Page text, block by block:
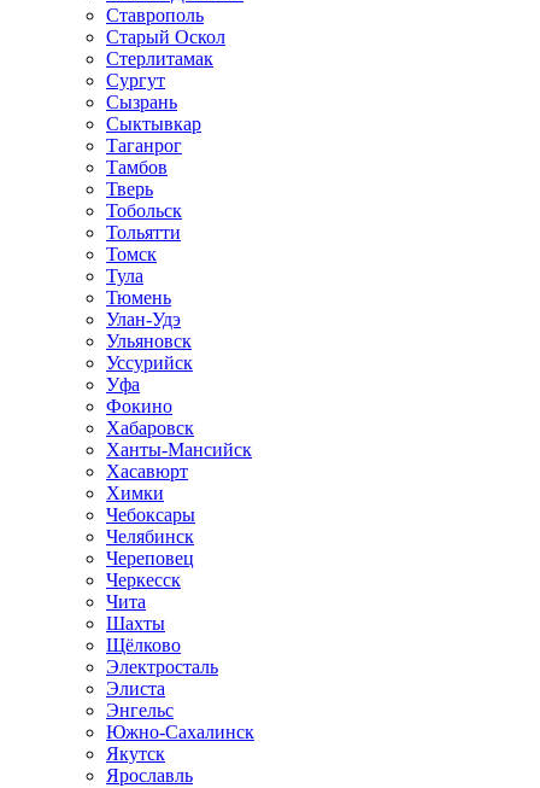
Ставрополь
Старый Оскол
Стерлитамак
Сургут
Сызрань
Сыктывкар
Таганрог
Тамбов
Тверь
Тобольск
Тольятти
Томск
Тула
Тюмень
Улан-Удэ
Ульяновск
Уссурийск
Уфа
Фокино
Хабаровск
Ханты-Мансийск
Хасавюрт
Химки
Чебоксары
Челябинск
Череповец
Черкесск
Чита
Шахты
Щёлково
Электросталь
Элиста
Энгельс
Южно-Сахалинск
Якутск
Ярославль